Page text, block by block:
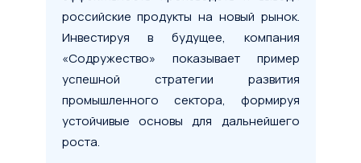
российские продукты на новый рынок.
Инвестируя в будущее, компания
«Содружество» показывает пример
успешной стратегии развития
промышленного сектора, формируя
устойчивые основы для дальнейшего
роста.